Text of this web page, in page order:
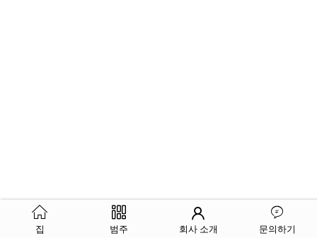
집 범주 회사 소개 문의하기